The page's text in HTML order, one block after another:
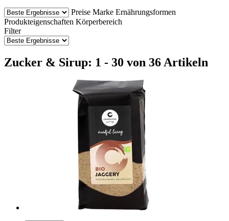
Preise Marke Ernährungsformen
Produkteigenschaften Körperbereich
Filter
Zucker & Sirup: 1 - 30 von 36 Artikeln